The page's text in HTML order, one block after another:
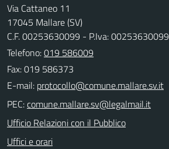
Via Cattaneo 11
17045 Mallare (SV)
C.F. 00253630099 - P.Iva: 00253630099
Telefono:019 586009
Fax: 019 586373
E-mail:
PEC:
Ufficio Relazioni con il Pubblico
Uffici e orari